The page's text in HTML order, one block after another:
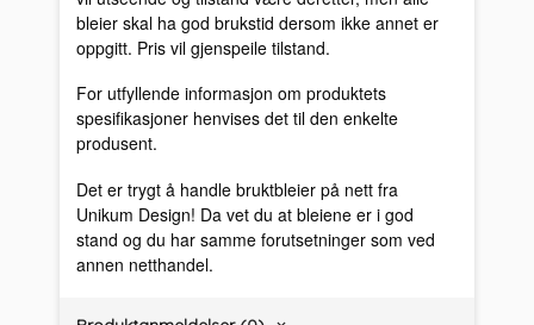
bleier skal ha god brukstid dersom ikke annet er
oppgitt. Pris vil gjenspeile tilstand.
For utfyllende informasjon om produktets
spesifikasjoner henvises det til den enkelte
produsent.
Det er trygt å handle bruktbleier på nett fra
Unikum Design! Da vet du at bleiene er i god
stand og du har samme forutsetninger som ved
annen netthandel.